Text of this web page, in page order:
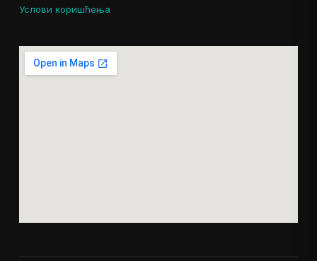
Услови коришћења